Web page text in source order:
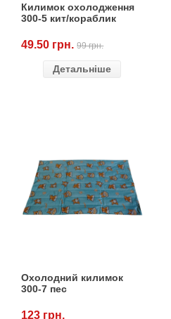
Килимок охолодження
300-5 кит/кораблик
49.50 грн.99 грн.
Детальніше
Охолодний килимок
300-7 пес
123 грн.